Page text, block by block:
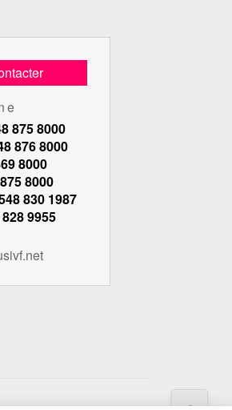
875 8000
876 8000
8000
8000
830 1987
9955